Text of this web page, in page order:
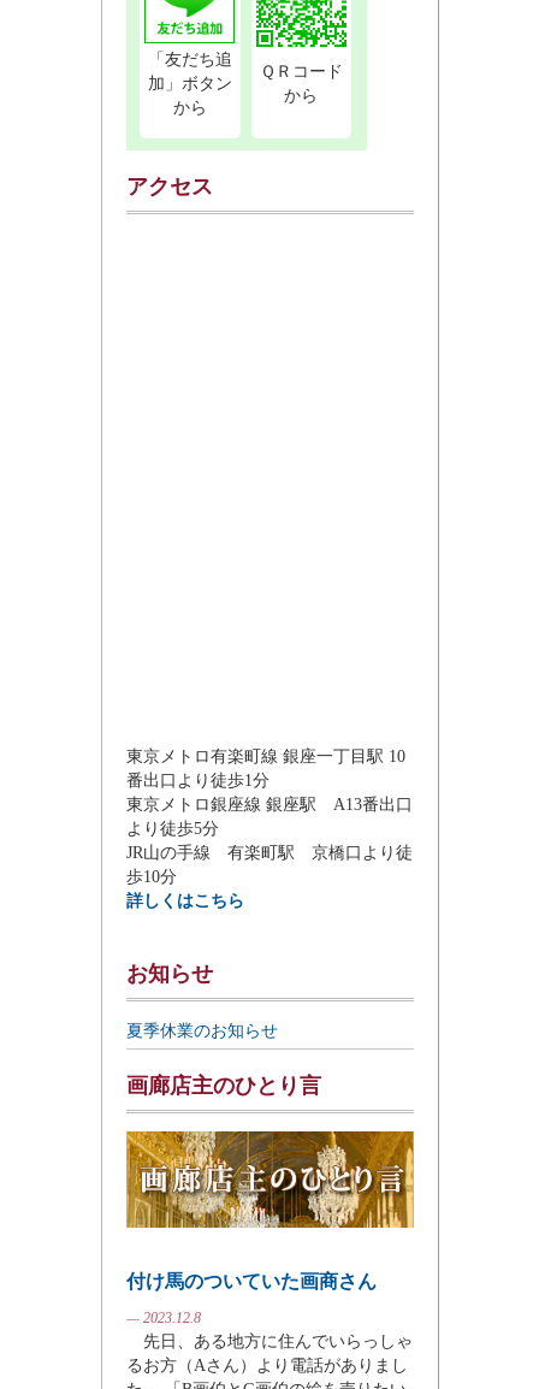
「友だち追
加」ボタン
から
ＱＲコード
から
アクセス
東京メトロ有楽町線 銀座一丁目駅 10
番出口より徒歩1分
東京メトロ銀座線 銀座駅 A13番出口
より徒歩5分
JR山の手線 有楽町駅 京橋口より徒
歩10分
詳しくはこちら
お知らせ
夏季休業のお知らせ
画廊店主のひとり言
付け馬のついていた画商さん
— 2023.12.8
先日、ある地方に住んでいらっしゃ
るお方（Aさん）より電話がありまし